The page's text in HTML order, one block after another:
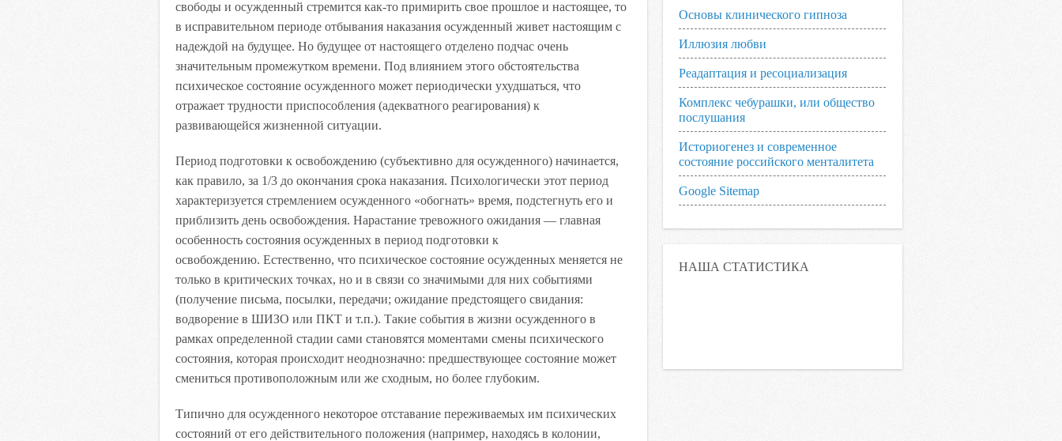
свободы и осужденный стремится как-то примирить свое прошлое и настоящее, то
в исправительном периоде отбывания наказания осужденный живет настоящим с
надеждой на будущее. Но будущее от настоящего отделено подчас очень
значительным промежутком времени. Под влиянием этого обстоятельства
психическое состояние осужденного может периодически ухудшаться, что
отражает трудности приспособления (адекватного реагирования) к
развивающейся жизненной ситуации.
Период подготовки к освобождению (субъективно для осужденного) начинается,
как правило, за 1/3 до окончания срока наказания. Психологически этот период
характеризуется стремлением осужденного «обогнать» время, подстегнуть его и
приблизить день освобождения. Нарастание тревожного ожидания — главная
особенность состояния осужденных в период подготовки к
освобождению. Естественно, что психическое состояние осужденных меняется не
только в критических точках, но и в связи со значимыми для них событиями
(получение письма, посылки, передачи; ожидание предстоящего свидания:
водворение в ШИЗО или ПКТ и т.п.). Такие события в жизни осужденного в
рамках определенной стадии сами становятся моментами смены психического
состояния, которая происходит неоднозначно: предшествующее состояние может
смениться противоположным или же сходным, но более глубоким.
Типично для осужденного некоторое отставание переживаемых им психических
состояний от его действительного положения (например, находясь в колонии,
Основы клинического гипноза
Иллюзия любви
Реадаптация и ресоциализация
Комплекс чебурашки, или общество
послушания
Историогенез и современное
состояние российского менталитета
Google Sitemap
НАША СТАТИСТИКА